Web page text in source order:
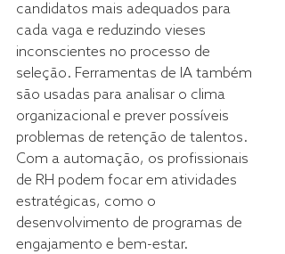
candidatos mais adequados para
cada vaga e reduzindo vieses
inconscientes no processo de
seleção. Ferramentas de IA também
são usadas para analisar o clima
organizacional e prever possíveis
problemas de retenção de talentos.
Com a automação, os profissionais
de RH podem focar em atividades
estratégicas, como o
desenvolvimento de programas de
engajamento e bem-estar.